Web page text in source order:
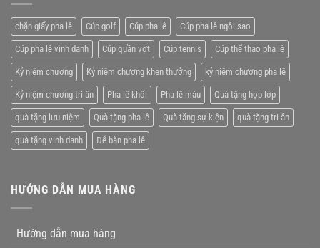
tặng
nhân
viên
xuất
xắc
chặn giấy pha lê Cúp golf Cúp pha lê Cúp pha lê ngôi sao
Cúp pha lê vinh danh Cúp quần vợt Cúp tennis Cúp thể thao pha lê
Kỷ niệm chương Kỷ niệm chương khen thưởng kỷ niệm chương pha lê
Kỷ niệm chương tri ân Pha lê khối Pha lê màu Quà tặng họp lớp
quà tặng lưu niệm Quà tặng pha lê Quà tặng sự kiện quà tặng tri ân
quà tặng vinh danh Để bàn pha lê
HƯỚNG DẪN MUA HÀNG
Hướng dẫn mua hàng